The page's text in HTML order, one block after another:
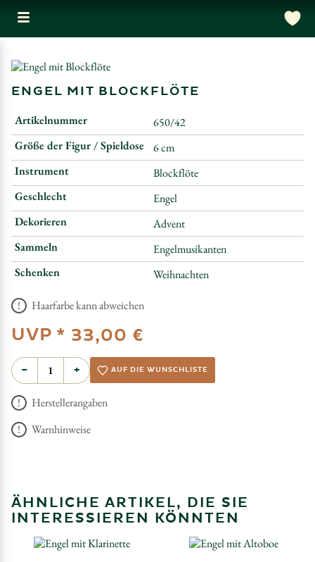
ENGEL MIT BLOCKFLÖTE
Artikelnummer
650/42
Größe der Figur / Spieldose
6 cm
Instrument
Blockflöte
Geschlecht
Engel
Dekorieren
Advent
Sammeln
Engelmusikanten
Schenken
Weihnachten
Haarfarbe kann abweichen
UVP * 33,00 €
− + AUF DIE WUNSCHLISTE
Herstellerangaben
Warnhinweise
ÄHNLICHE ARTIKEL, DIE SIE
INTERESSIEREN KÖNNTEN